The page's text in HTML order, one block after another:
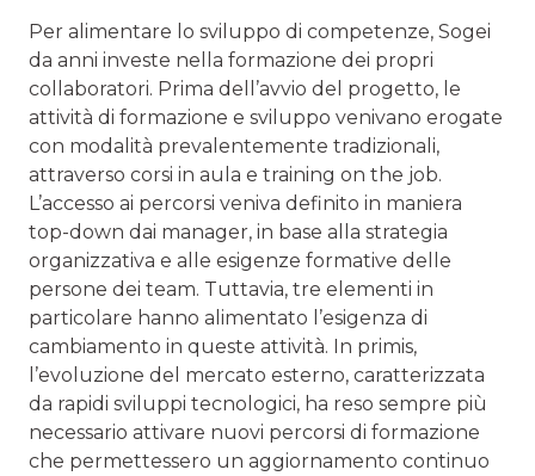
Per alimentare lo sviluppo di competenze, Sogei
da anni investe nella formazione dei propri
collaboratori. Prima dell’avvio del progetto, le
attività di formazione e sviluppo venivano erogate
con modalità prevalentemente tradizionali,
attraverso corsi in aula e training on the job.
L’accesso ai percorsi veniva definito in maniera
top-down dai manager, in base alla strategia
organizzativa e alle esigenze formative delle
persone dei team. Tuttavia, tre elementi in
particolare hanno alimentato l’esigenza di
cambiamento in queste attività. In primis,
l’evoluzione del mercato esterno, caratterizzata
da rapidi sviluppi tecnologici, ha reso sempre più
necessario attivare nuovi percorsi di formazione
che permettessero un aggiornamento continuo